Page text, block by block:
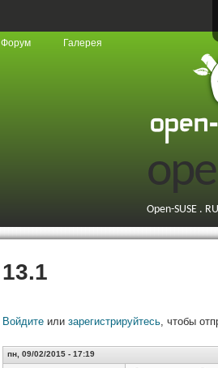
Форум Галерея
Open-SUSE .
13.1
Войдите или зарегистрируйтесь, чтобы
пн, 09/02/2015 - 17:19